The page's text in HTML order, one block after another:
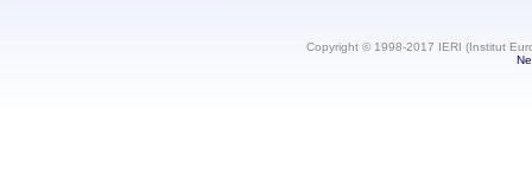
Copyright © 1998-2017 IERI (Institut